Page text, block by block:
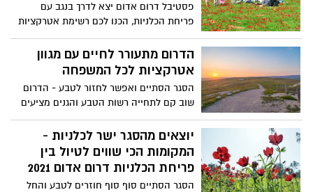
פסטיבל דרום אדום יצא לדרך בנגב עם
פריחת הכלניות, הכנו לכם רשימת אטרקציות
לטיולים בין הכלניות אז צאו לטייל ושמרו על
ההנחיות!
הדרום מתעורר לחיים עם מגוון
אטרקציות לכל המשפחה
הסגר הסתיים ואפשר לחזור לטבע - הדרום
שוב קם לתחייה רשות הטבע והגנים מציעים
שלל של פעילויות ואטרקציות לכל המשפחה
הרשימה המלאה :
יוצאים מהסגר ישר לכלניות -
המקומות הכי שווים לטיול בין
פריחת הכלניות דרום אדום 2021
הסגר הסתיים סוף סוף חוזרים לטבע והחל